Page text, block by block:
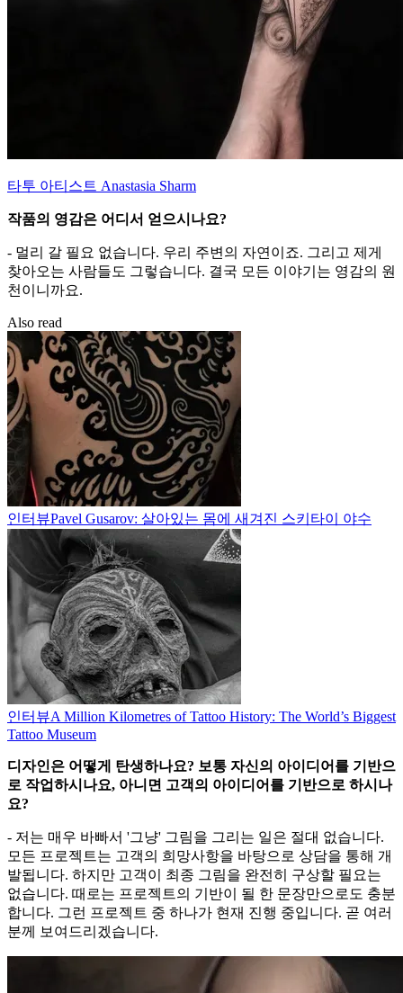
타투 아티스트 Anastasia Sharm
작품의 영감은 어디서 얻으시나요?
- 멀리 갈 필요 없습니다. 우리 주변의 자연이죠. 그리고 제게
찾아오는 사람들도 그렇습니다. 결국 모든 이야기는 영감의 원
천이니까요.
Also read
인터뷰Pavel Gusarov: 살아있는 몸에 새겨진 스키타이 야수
인터뷰A Million Kilometres of Tattoo History: The World’s Biggest
Tattoo Museum
디자인은 어떻게 탄생하나요? 보통 자신의 아이디어를 기반으
로 작업하시나요, 아니면 고객의 아이디어를 기반으로 하시나
요?
- 저는 매우 바빠서 '그냥' 그림을 그리는 일은 절대 없습니다.
모든 프로젝트는 고객의 희망사항을 바탕으로 상담을 통해 개
발됩니다. 하지만 고객이 최종 그림을 완전히 구상할 필요는
없습니다. 때로는 프로젝트의 기반이 될 한 문장만으로도 충분
합니다. 그런 프로젝트 중 하나가 현재 진행 중입니다. 곧 여러
분께 보여드리겠습니다.